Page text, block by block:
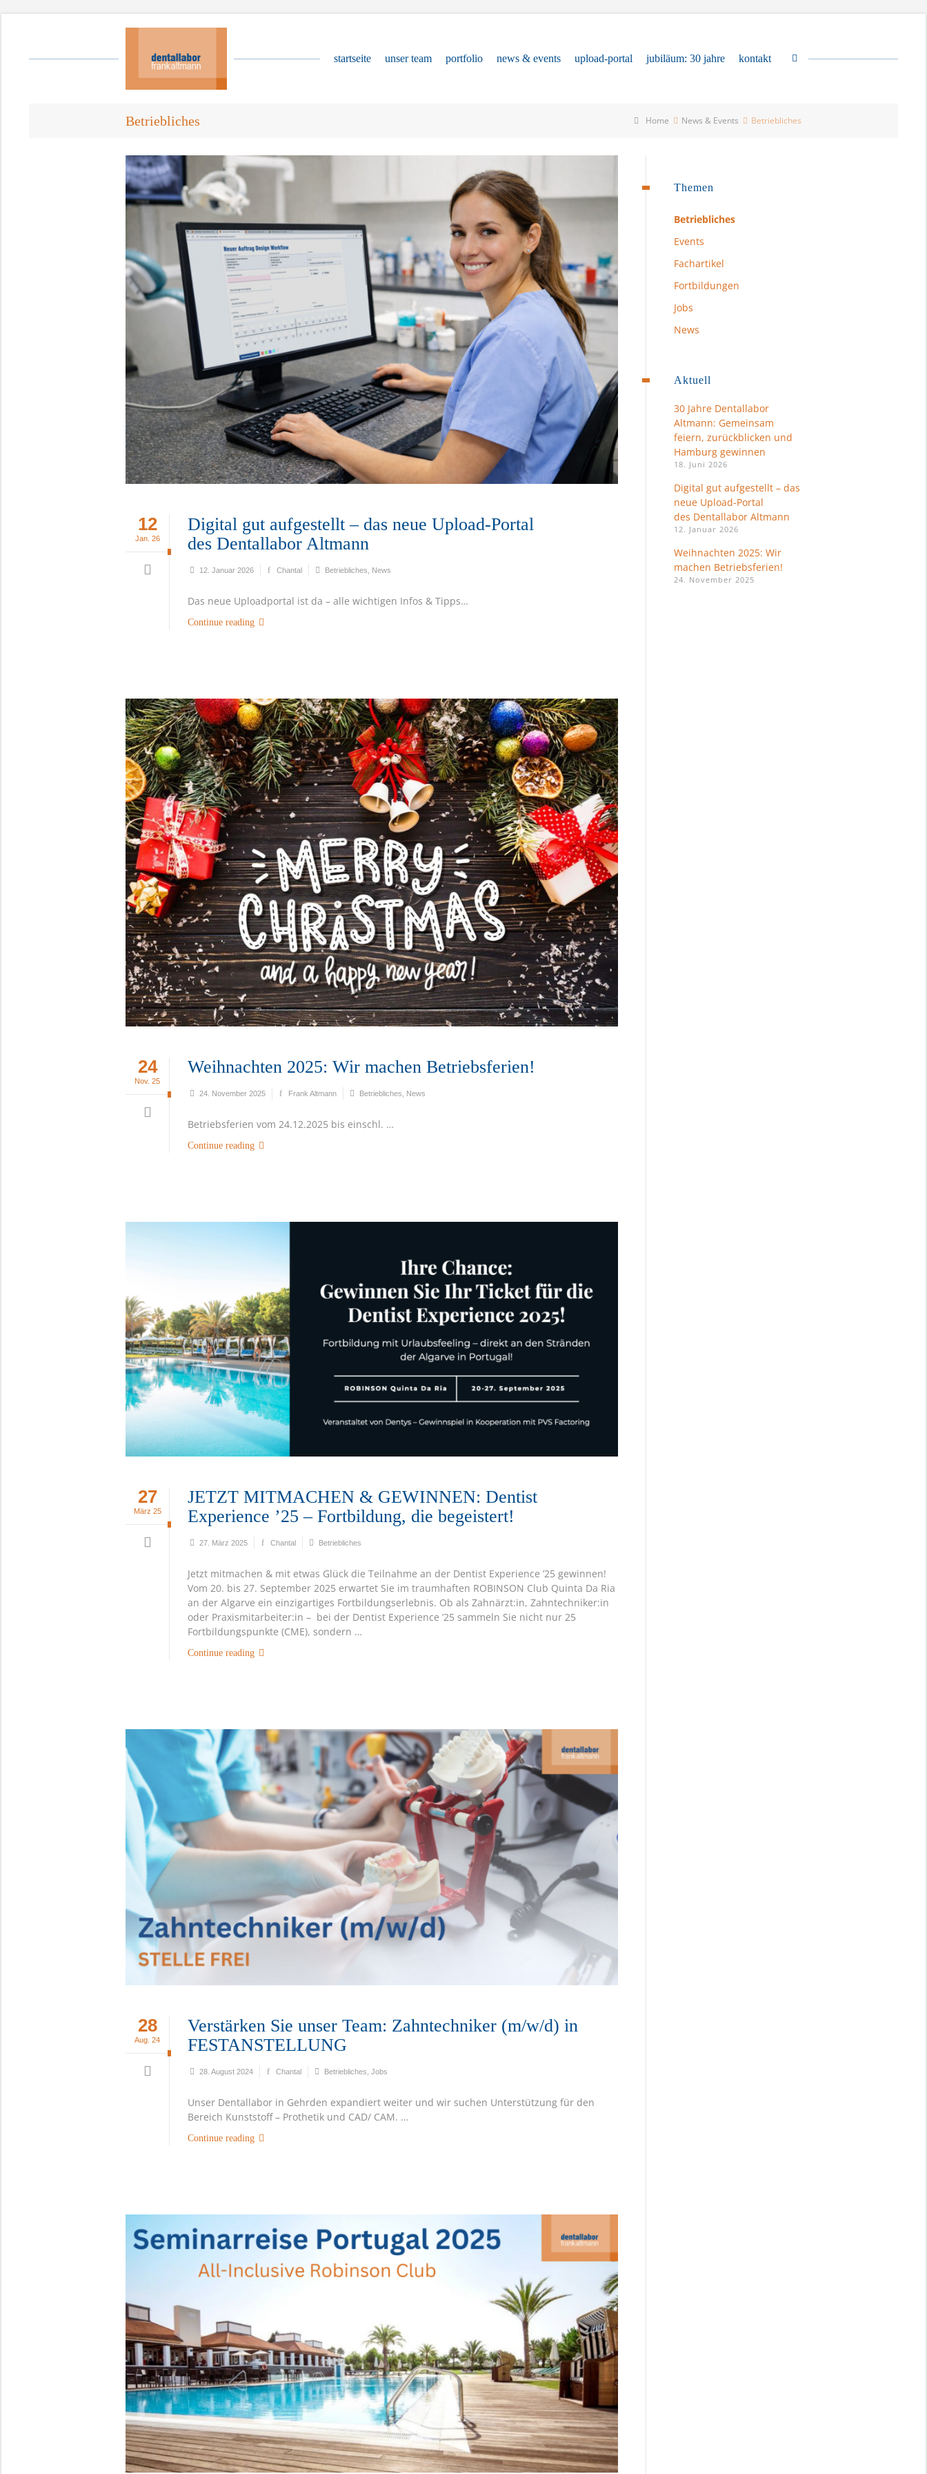
startseite unser team portfolio news & events upload-portal jubiläum: 30 jahre kontakt
Betriebliches Home News & Events Betriebliches
12
Jan. 26
Digital gut aufgestellt – das neue Upload-Portal
des Dentallabor Altmann
12. Januar 2026 Chantal Betriebliches News
Das neue Uploadportal ist da – alle wichtigen Infos & Tipps…
Continue reading
24
Nov. 25
Weihnachten 2025: Wir machen Betriebsferien!
24. November 2025 Frank Altmann Betriebliches News
Betriebsferien vom 24.12.2025 bis einschl. …
Continue reading
27
März 25
JETZT MITMACHEN & GEWINNEN: Dentist
Experience ’25 – Fortbildung, die begeistert!
27. März 2025 Chantal Betriebliches
Jetzt mitmachen & mit etwas Glück die Teilnahme an der Dentist Experience ’25 gewinnen!
Vom 20. bis 27. September 2025 erwartet Sie im traumhaften ROBINSON Club Quinta Da Ria
an der Algarve ein einzigartiges Fortbildungserlebnis. Ob als Zahnärzt:in, Zahntechniker:in
oder Praxismitarbeiter:in – bei der Dentist Experience ’25 sammeln Sie nicht nur 25
Fortbildungspunkte (CME), sondern …
Continue reading
28
Aug. 24
Verstärken Sie unser Team: Zahntechniker (m/w/d) in
FESTANSTELLUNG
28. August 2024 Chantal Betriebliches Jobs
Unser Dentallabor in Gehrden expandiert weiter und wir suchen Unterstützung für den
Bereich Kunststoff – Prothetik und CAD/ CAM. …
Continue reading
Themen
Betriebliches
Events
Fachartikel
Fortbildungen
Jobs
News
Aktuell
30 Jahre Dentallabor
Altmann: Gemeinsam
feiern, zurückblicken und
Hamburg gewinnen
18. Juni 2026
Digital gut aufgestellt – das
neue Upload-Portal
des Dentallabor Altmann
12. Januar 2026
Weihnachten 2025: Wir
machen Betriebsferien!
24. November 2025